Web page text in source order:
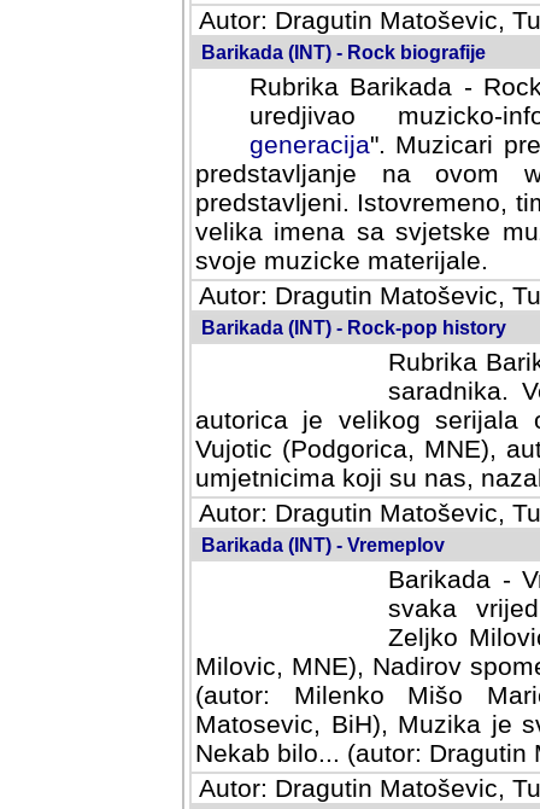
Autor: Dragutin Matoševic,
Barikada (INT) - Rock biografije
Rubrika Barikada -
uredjivao muzicko-
Muzicari predstavljeni u
na ovom web portalu
Istovremeno, tim nacinom
sa svjetske muzicke scene
materijale.
Autor: Dragutin Matoševic,
Barikada (INT) - Rock-pop history
Rubrika
saradnika.
autorica je velikog serijala
Vujotic (Podgorica, MNE),
umjetnicima koji su nas,
Autor: Dragutin Matoševic,
Barikada (INT) - Vremeplov
Barikada -
svaka
Milovic,
MNE), Nadirov spomenar
Milenko Mišo Maric, UK),
Muzika je svirala (autor:
(autor: Dragutin Matosevic,
Autor: Dragutin Matoševic,